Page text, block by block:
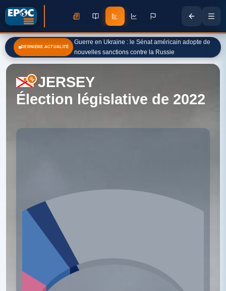
DERNIÈRE ACTUALITÉ
Guerre en Ukraine : le Sénat américain adopte de
nouvelles sanctions contre la Russie
JERSEY
Élection législative de 2022